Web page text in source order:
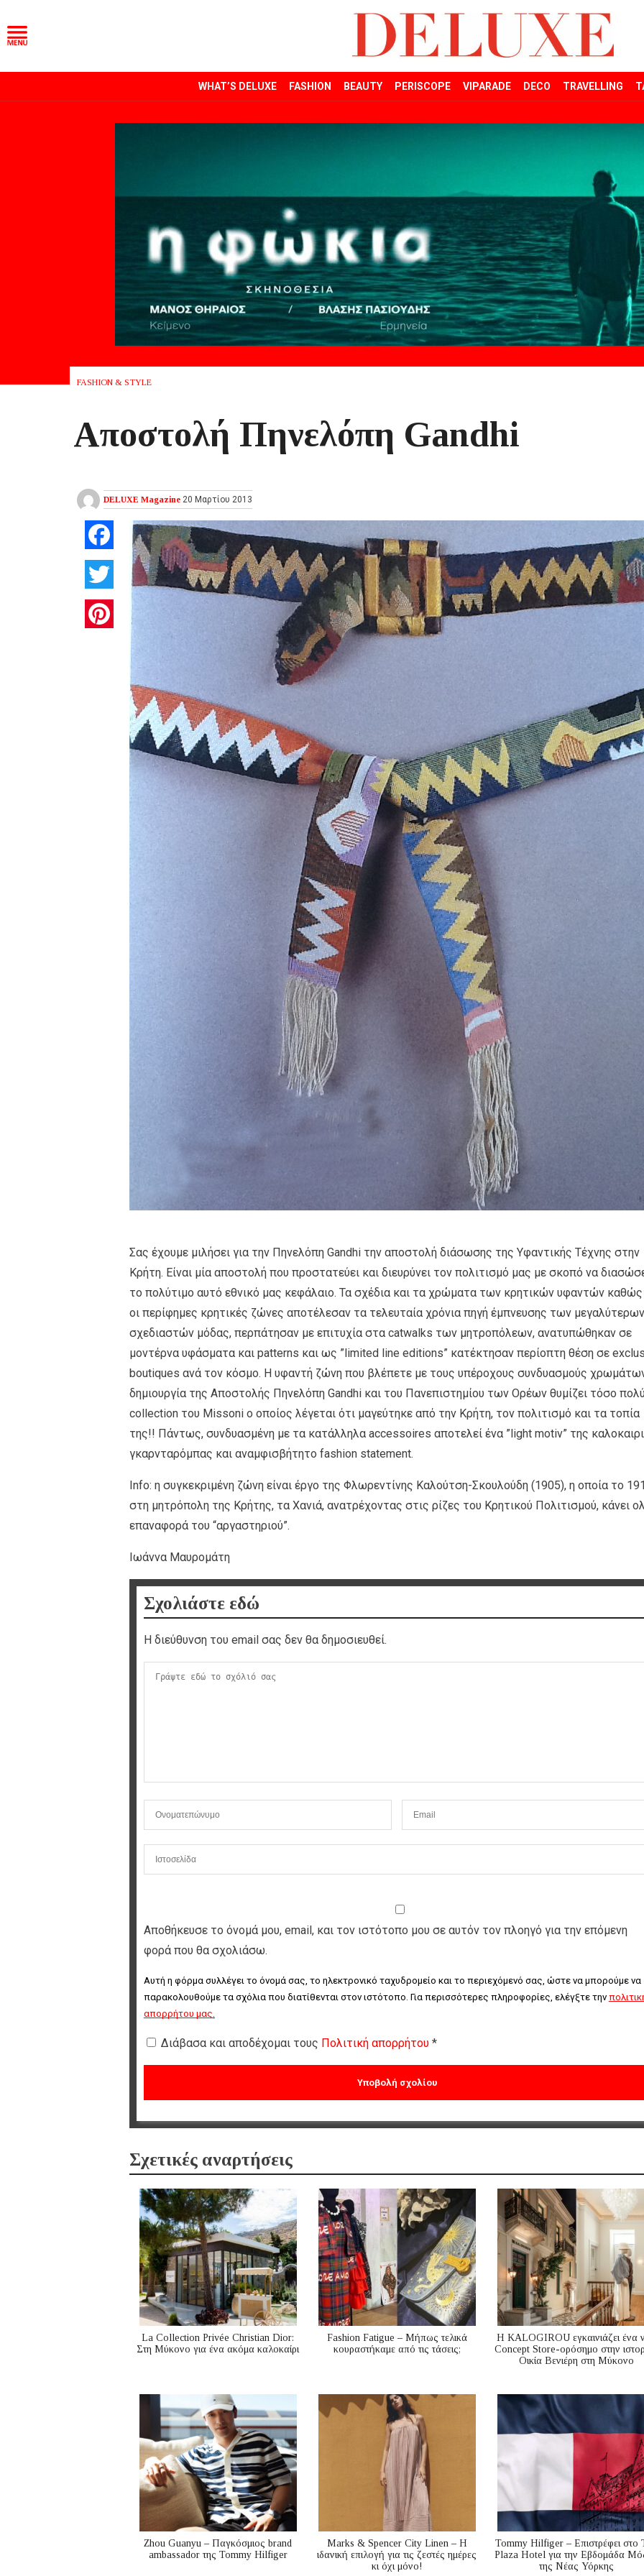
WHAT’S DELUXE FASHION BEAUTY PERISCOPE VIPARADE DECO TRAVELLING
FASHION & STYLE
Αποστολή Πηνελόπη Gandhi
DELUXE Magazine 20 Μαρτίου 2013
Facebook
Twitter
Pinterest
Σας έχουμε μιλήσει για την Πηνελόπη Gandhi την αποστολή διάσωσης της Υφαντικής Τέχνης στην
Κρήτη. Είναι μία αποστολή που προστατεύει και διευρύνει τον πολιτισμό μας με σκοπό να
το πολύτιμο αυτό εθνικό μας κεφάλαιο. Τα σχέδια και τα χρώματα των κρητικών υφαντών καθώς
οι περίφημες κρητικές ζώνες αποτέλεσαν τα τελευταία χρόνια πηγή έμπνευσης των μεγαλύτερων
σχεδιαστών μόδας, περπάτησαν με επιτυχία στα catwalks των μητροπόλεων, ανατυπώθηκαν σε
μοντέρνα υφάσματα και patterns και ως ”limited line editions” κατέκτησαν περίοπτη θέση σε
boutiques ανά τον κόσμο. Η υφαντή ζώνη που βλέπετε με τους υπέροχους συνδυασμούς
δημιουργία της Αποστολής Πηνελόπη Gandhi και του Πανεπιστημίου των Ορέων θυμίζει τόσο
collection του Μissoni o oποίος λέγεται ότι μαγεύτηκε από την Κρήτη, τον πολιτισμό και τα τοπία
της!! Πάντως, συνδυασμένη με τα κατάλληλα accessoires αποτελεί ένα ”light motiv” της
γκαρνταρόμπας και αναμφισβήτητο fashion statement.
Info: η συγκεκριμένη ζώνη είναι έργο της Φλωρεντίνης Καλούτση-Σκουλούδη (1905), η οποία το
στη μητρόπολη της Κρήτης, τα Χανιά, ανατρέχοντας στις ρίζες του Κρητικού Πολιτισμού, κάνει
επαναφορά του “αργαστηριού”.
Ιωάννα Μαυρομάτη
Σχολιάστε εδώ
Η διεύθυνση του email σας δεν θα δημοσιευθεί.
Αποθήκευσε το όνομά μου, email, και τον ιστότοπο μου σε αυτόν τον πλοηγό για την επόμενη
φορά που θα σχολιάσω.
Αυτή η φόρμα συλλέγει το όνομά σας, το ηλεκτρονικό ταχυδρομείο και το περιεχόμενό σας, ώστε να μπορούμε να
παρακολουθούμε τα σχόλια που διατίθενται στον ιστότοπο. Για περισσότερες πληροφορίες, ελέγξτε την
απορρήτου μας.
Διάβασα και αποδέχομαι τους Πολιτική απορρήτου *
Σχετικές αναρτήσεις
La Collection Privée Christian Dior:
Στη Μύκονο για ένα ακόμα καλοκαίρι
Fashion Fatigue – Μήπως τελικά
κουραστήκαμε από τις τάσεις;
Η KALOGIROU εγκαινιάζει ένα
Concept Store-ορόσημο στην
Οικία Βενιέρη στη Μύκονο
Zhou Guanyu – Παγκόσμιος brand
ambassador της Tommy Hilfiger
Marks & Spencer City Linen – Η
ιδανική επιλογή για τις ζεστές ημέρες
κι όχι μόνο!
Tommy Hilfiger – Επιστρέφει στο
Plaza Hotel για την Εβδομάδα
της Νέας Υόρκης